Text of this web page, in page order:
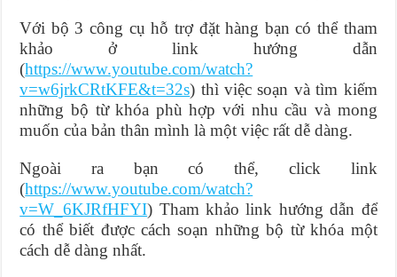
Với bộ 3 công cụ hỗ trợ đặt hàng bạn có thể tham
khảo ở link hướng dẫn
(https://www.youtube.com/watch?
v=w6jrkCRtKFE&t=32s) thì việc soạn và tìm kiếm
những bộ từ khóa phù hợp với nhu cầu và mong
muốn của bản thân mình là một việc rất dễ dàng.
Ngoài ra bạn có thể, click link
(https://www.youtube.com/watch?
v=W_6KJRfHFYI) Tham khảo link hướng dẫn để
có thể biết được cách soạn những bộ từ khóa một
cách dễ dàng nhất.